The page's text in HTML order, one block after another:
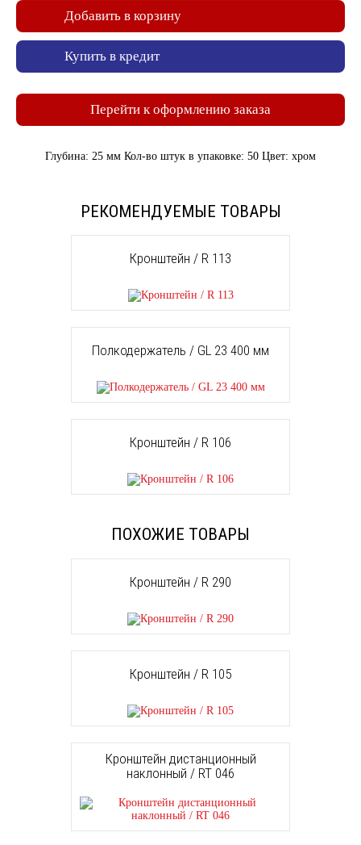
Добавить в корзину
Купить в кредит
Перейти к оформлению заказа
Глубина: 25 мм Кол-во штук в упаковке: 50 Цвет: хром
РЕКОМЕНДУЕМЫЕ ТОВАРЫ
Кронштейн / R 113
Полкодержатель / GL 23 400 мм
Кронштейн / R 106
ПОХОЖИЕ ТОВАРЫ
Кронштейн / R 290
Кронштейн / R 105
Кронштейн дистанционный
наклонный / RT 046